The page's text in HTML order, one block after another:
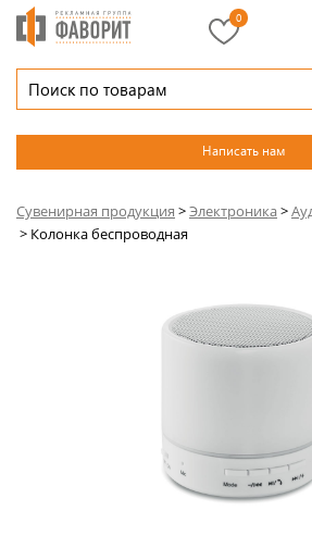
Написать нам
0
Сувенирная продукция >Электроника>
> Колонка беспроводная